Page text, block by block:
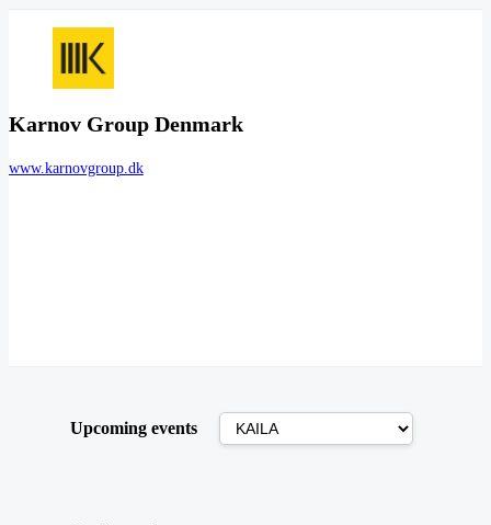
Karnov Group Denmark
www.karnovgroup.dk
Upcoming events